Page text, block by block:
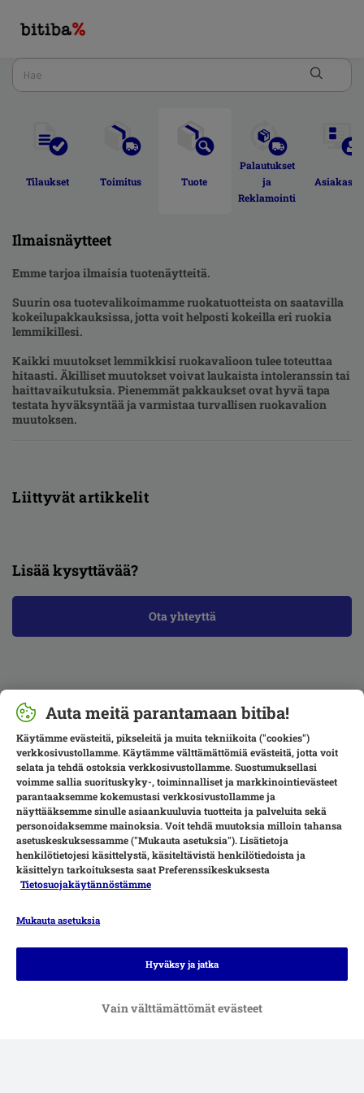
Tilaukset Toimitus Tuote
Palautukset
ja
Reklamointi
Ilmaisnäytteet
Emme tarjoa ilmaisia tuotenäytteitä.
Suurin osa tuotevalikoimamme ruokatuotteista on saatavilla
kokeilupakkauksissa, jotta voit helposti kokeilla eri ruokia
lemmikillesi.
Kaikki muutokset lemmikkisi ruokavalioon tulee toteuttaa
hitaasti. Äkilliset muutokset voivat laukaista intoleranssin tai
haittavaikutuksia. Pienemmät pakkaukset ovat hyvä tapa
testata hyväksyntää ja varmistaa turvallisen ruokavalion
muutoksen.
Liittyvät artikkelit
Lisää kysyttävää?
Ota yhteyttä
Maksutavat
Auta meitä parantamaan bitiba!
Käytämme evästeitä, pikseleitä ja muita tekniikoita ("cookies")
verkkosivustollamme. Käytämme välttämättömiä evästeitä, jotta voit
selata ja tehdä ostoksia verkkosivustollamme. Suostumuksellasi
voimme sallia suorituskyky-, toiminnalliset ja markkinointievästeet
parantaaksemme kokemustasi verkkosivustollamme ja
näyttääksemme sinulle asiaankuuluvia tuotteita ja palveluita sekä
personoidaksemme mainoksia. Voit tehdä muutoksia milloin tahansa
asetuskeskuksessamme ("Mukauta asetuksia"). Lisätietoja
henkilötietojesi käsittelystä, käsiteltävistä henkilötiedoista ja
käsittelyn tarkoituksesta saat Preferenssikeskuksesta
Tietosuojakäytännöstämme
Mukauta asetuksia
Vain välttämättömät evästeet
Hyväksy ja jatka